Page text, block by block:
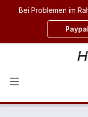
springen
Bei Problemen im